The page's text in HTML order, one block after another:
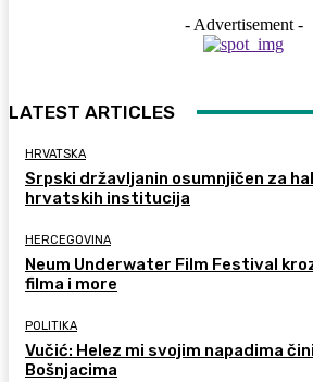
- Advertisement -
LATEST ARTICLES
HRVATSKA
Srpski državljanin osumnjičen za
hrvatskih institucija
HERCEGOVINA
Neum Underwater Film Festival
filma i more
POLITIKA
Vučić: Helez mi svojim napadima
Bošnjacima